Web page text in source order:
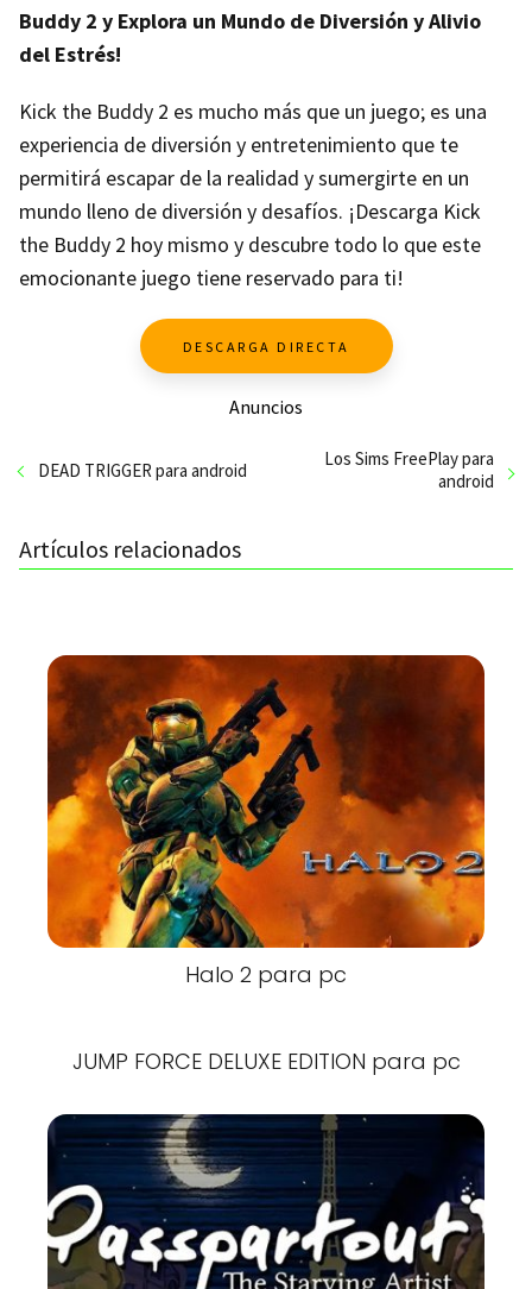
Buddy 2 y Explora un Mundo de Diversión y Alivio
del Estrés!
Kick the Buddy 2 es mucho más que un juego; es una
experiencia de diversión y entretenimiento que te
permitirá escapar de la realidad y sumergirte en un
mundo lleno de diversión y desafíos. ¡Descarga Kick
the Buddy 2 hoy mismo y descubre todo lo que este
emocionante juego tiene reservado para ti!
DESCARGA DIRECTA
Anuncios
DEAD TRIGGER para android
Los Sims FreePlay para
android
Artículos relacionados
Halo 2 para pc
JUMP FORCE DELUXE EDITION para pc